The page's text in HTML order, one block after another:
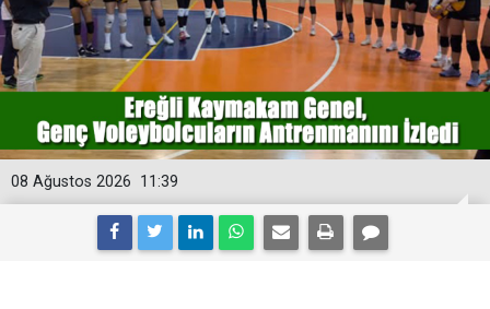
11:39
08 Ağustos 2026